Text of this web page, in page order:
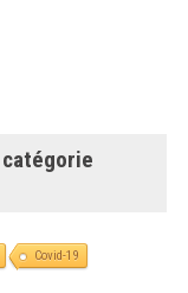
Covid-19